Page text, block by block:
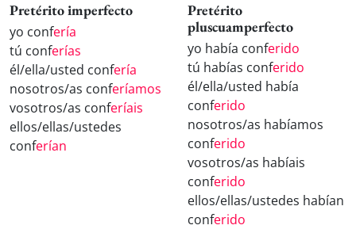
Pretérito imperfecto
yo confería
tú conferías
él/ella/usted confería
nosotros/as conferíamos
vosotros/as conferíais
ellos/ellas/ustedes
conferían
Pretérito
pluscuamperfecto
yo había conferido
tú habías conferido
él/ella/usted había
conferido
nosotros/as habíamos
conferido
vosotros/as habíais
conferido
ellos/ellas/ustedes habían
conferido